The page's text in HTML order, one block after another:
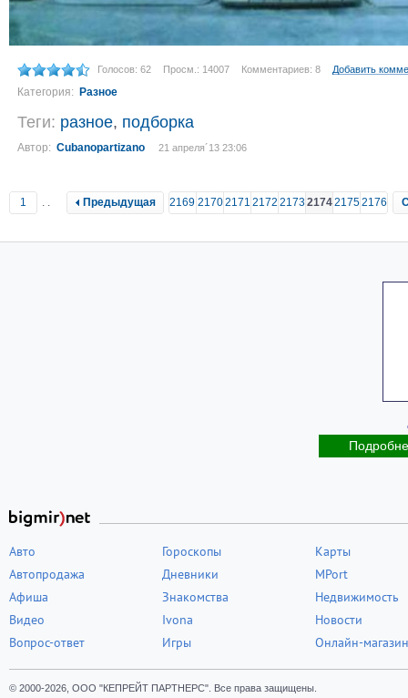
Голосов: 62 Просм.: 14007 Комментариев: 8 Добавить
Категория: Разное
Теги: разное, подборка
Автор: Cubanopartizano 21 апреля´13 23:06
1 .. Предыдущая 2169 21702171 2172 2173217421752176
Авто
Автопродажа
Афиша
Видео
Вопрос-ответ
Гороскопы
Дневники
Знакомства
Ivona
Игры
Карты
MPort
Недвижимость
Новости
Онлайн-магазин
© 2000-2026, ООО "КЕПРЕЙТ ПАРТНЕРС". Все права защищены.